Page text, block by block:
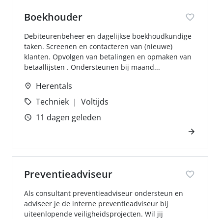
Boekhouder
Debiteurenbeheer en dagelijkse boekhoudkundige
taken. Screenen en contacteren van (nieuwe)
klanten. Opvolgen van betalingen en opmaken van
betaallijsten . Ondersteunen bij maand...
Herentals
Techniek
Voltijds
11 dagen geleden
Preventieadviseur
Als consultant preventieadviseur ondersteun en
adviseer je de interne preventieadviseur bij
uiteenlopende veiligheidsprojecten. Wil jij